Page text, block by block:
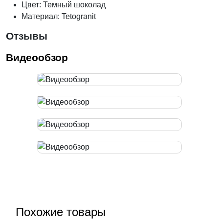
Цвет: Темный шоколад
Материал: Tetogranit
Отзывы
Видеообзор
Похожие товары